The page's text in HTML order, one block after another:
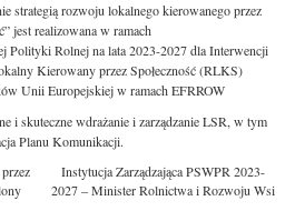
strategią rozwoju lokalnego kierowanego przez
jest realizowana w ramach
Polityki Rolnej na lata 2023-2027 dla Interwencji
Kierowany przez Społeczność (RLKS)
Unii Europejskiej w ramach EFRROW
i skuteczne wdrażanie i zarządzanie LSR, w tym
Planu Komunikacji.
Instytucja Zarządzająca PSWPR 2023-
2027 – Minister Rolnictwa i Rozwoju Wsi